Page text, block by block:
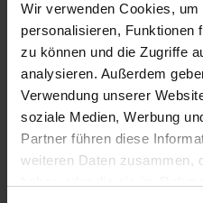
Wir verwenden Cookies,
personalisieren, Funktionen
zu können und die Zugriffe
analysieren. Außerdem
Verwendung unserer
soziale Medien, Werbung
Partner führen diese
weiteren Daten zusammen,
Typ
Kilometerstand
Erstzulassung
Zustand
Leistung